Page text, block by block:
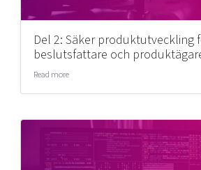
Del 2: Säker produktutveckling
beslutsfattare och
Read more